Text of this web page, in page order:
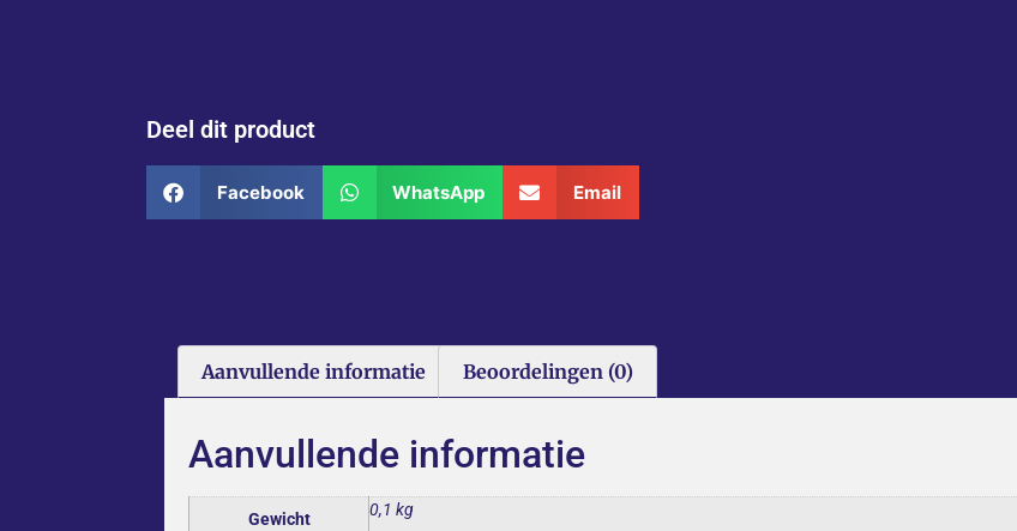
Deel dit product
Facebook WhatsApp Email
Aanvullende informatie Beoordelingen (0)
Aanvullende informatie
Gewicht 0,1 kg